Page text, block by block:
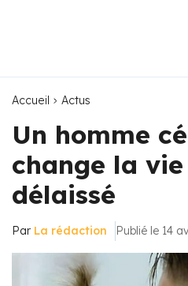
Accueil Actus
Un homme
change la
délaissé
Par La rédaction Publié le 14